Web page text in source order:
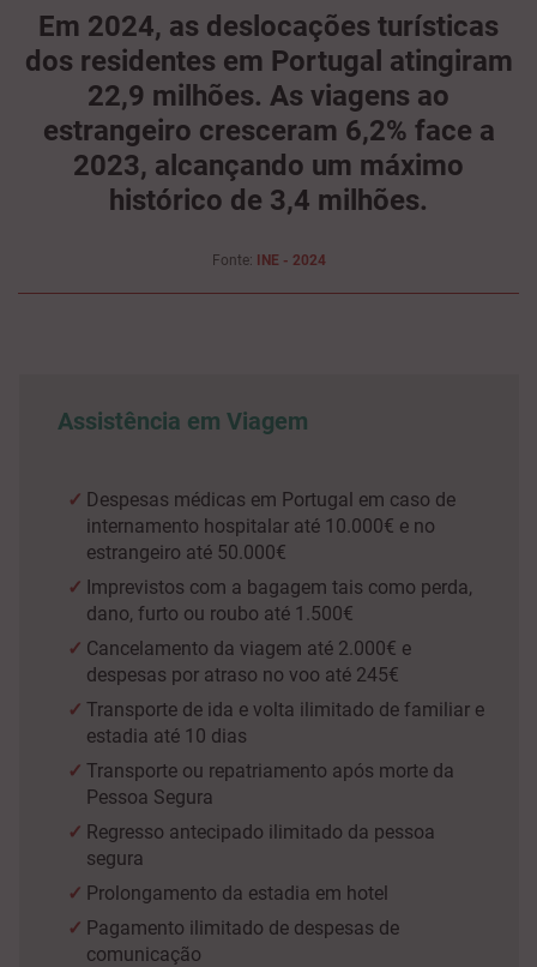
Em 2024, as deslocações turísticas
dos residentes em Portugal atingiram
22,9 milhões. As viagens ao
estrangeiro cresceram 6,2% face a
2023, alcançando um máximo
histórico de 3,4 milhões.
Fonte: INE - 2024
Assistência em Viagem
Despesas médicas em Portugal em caso de
internamento hospitalar até 10.000€ e no
estrangeiro até 50.000€
Imprevistos com a bagagem tais como perda,
dano, furto ou roubo até 1.500€
Cancelamento da viagem até 2.000€ e
despesas por atraso no voo até 245€
Transporte de ida e volta ilimitado de familiar e
estadia até 10 dias
Transporte ou repatriamento após morte da
Pessoa Segura
Regresso antecipado ilimitado da pessoa
segura
Prolongamento da estadia em hotel
Pagamento ilimitado de despesas de
comunicação